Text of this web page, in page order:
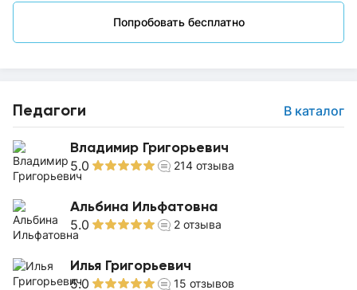
Попробовать бесплатно
Педагоги В каталог
Владимир Григорьевич
5.0 214 отзыва
Альбина Ильфатовна
5.0 2 отзыва
Илья Григорьевич
5.0 15 отзывов